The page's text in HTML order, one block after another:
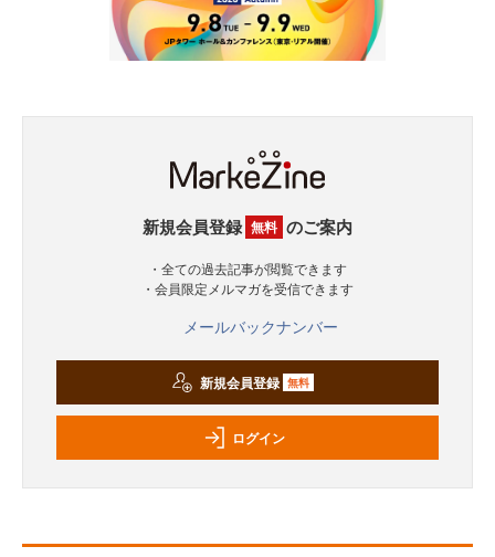
新規会員登録 無料 のご案内
・全ての過去記事が閲覧できます
・会員限定メルマガを受信できます
メールバックナンバー
新規会員登録 無料
ログイン